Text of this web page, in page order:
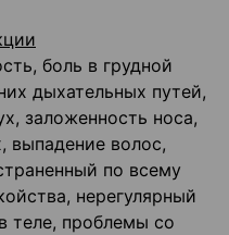
боль в грудной
дыхательных путей,
заложенность носа,
выпадение волос,
по всему
нерегулярный
теле, проблемы со